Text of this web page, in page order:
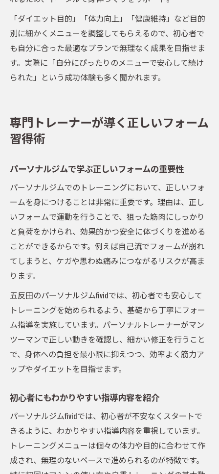
「ダイエット目的」「体力向上」「健康維持」など目的
別に細かくメニューを調整してもらえるので、初心者で
も自分に合った最適なプランで無理なく成果を目指せま
す。実際に「自分にぴったりのメニューで安心して続け
られた」という成功体験も多く聞かれます。
専門トレーナーが導く正しいフォーム
習得術
パーソナルジムで学ぶ正しいフォームの重要性
パーソナルジムでのトレーニングにおいて、正しいフォ
ームを身につけることは非常に重要です。理由は、正し
いフォームで運動を行うことで、狙った筋肉にしっかり
と負荷をかけられ、効果的かつ安全に体づくりを進める
ことができるからです。例えば自己流でフォームが崩れ
てしまうと、ケガや思わぬ痛みにつながるリスクが高ま
ります。
五反田のパーソナルジムfividでは、初心者でも安心して
トレーニングを始められるよう、基礎から丁寧にフォー
ム指導を実施しています。パーソナルトレーナーがマン
ツーマンで正しい動きを確認し、細かい修正を行うこと
で、身体への負担を最小限に抑えつつ、効率よく筋力ア
ップやダイエットを目指せます。
初心者にもわかりやすい指導内容を紹介
パーソナルジムfividでは、初心者が不安なくスタートで
きるように、わかりやすい指導内容を重視しています。
トレーニングメニューは個々の体力や目的に合わせて作
成され、無理のないペースで進められるのが特徴です。